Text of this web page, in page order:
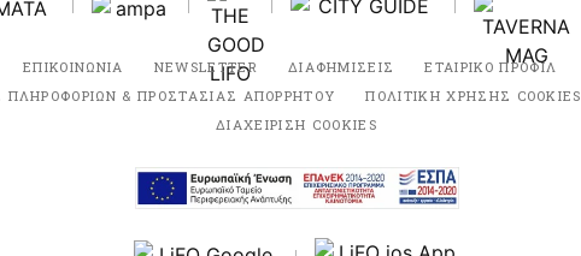
ΕΠΙΚΟΙΝΩΝΙΑ NEWSLETTER ΔΙΑΦΗΜΙΣΕΙΣ ΕΤΑΙΡΙΚΟ ΠΡΟΦΙΛ
ΠΛΗΡΟΦΟΡΙΩΝ & ΠΡΟΣΤΑΣΙΑΣ ΑΠΟΡΡΗΤΟΥ
ΠΟΛΙΤΙΚΗ ΧΡΗΣΗΣ COOKIES
ΔΙΑΧΕΙΡΙΣΗ COOKIES